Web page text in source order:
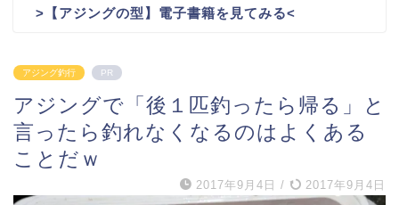
> 【アジングの型】電子書籍を見てみる<
アジング釣行 PR
アジングで「後１匹釣ったら帰る」と
言ったら釣れなくなるのはよくある
ことだｗ
2017年9月4日 / 2017年9月4日